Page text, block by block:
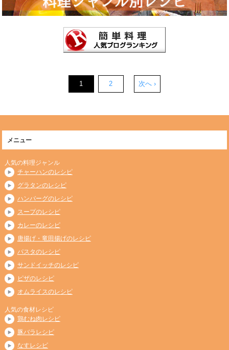
1 2 次へ ›
メニュー
人気の料理ジャンル
チャーハンのレシピ
グラタンのレシピ
ハンバーグのレシピ
スープのレシピ
カレーのレシピ
唐揚げ・竜田揚げのレシピ
パスタのレシピ
サンドイッチのレシピ
ピザのレシピ
オムライスのレシピ
人気の食材レシピ
鶏むね肉レシピ
豚バラレシピ
なすレシピ